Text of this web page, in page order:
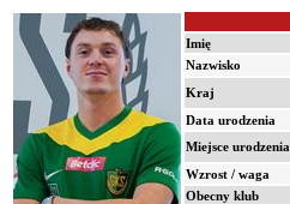
Imię
Nazwisko
Kraj
Data urodzenia
Miejsce urodzenia
Wzrost / waga
Obecny klub